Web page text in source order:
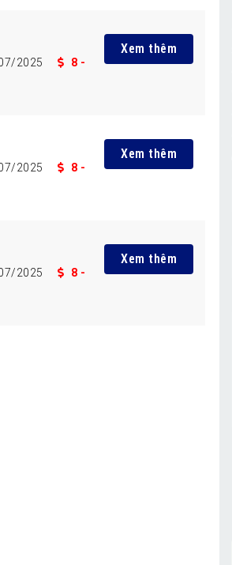
2025
8 -
Xem thêm
2025
8 -
Xem thêm
2025
8 -
Xem thêm